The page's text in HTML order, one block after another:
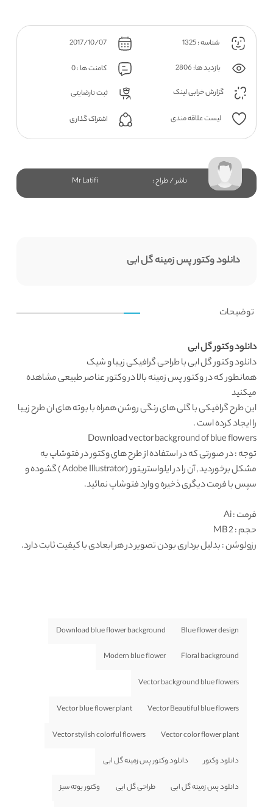
شناسه : 1325 2017/10/07
بازدید ها: 2806
کامنت ها : 0
گزارش خرابی لینک
ثبت نارضایتی
لیست علاقه مندی اشتراک گذاری
ناشر / طراح : Mr Latifi
دانلود وکتور پس زمینه گل ابی
توضیحات
دانلود وکتور گل ابی
دانلود وکتورگل ابی با طراحی گرافیکی زیبا و شیک
همانطور که دروکتور پس زمینهبالا دروکتور عناصر طبیعیمشاهده
میکنید
این طرح گرافیکی با گلی های رنگی روشن همراه با بوته های ان طرح زیبا
را ایجاد کرده است .
Download vector background of blue flowers
توجه : در صورتی که در استفاده از طرح های وکتور در فتوشاپ به
مشکل برخوردید , آن را در ایلواستریتور (Adobe Illustrator ) گشوده و
سپس با فرمت دیگری ذخیره و وارد فتوشاپ نمائید.
فرمت: Ai
حجم : 2 MB
رزولوشن: بدلیل برداری بودن تصویر در هر ابعادی با کیفیت ثابت دارد.
Blue flower design
Download blue flower background
Floral background
Modern blue flower
Vector background blue flowers
Vector Beautiful blue flowers
Vector blue flower plant
Vector color flower plant
Vector stylish colorful flowers
دانلود وکتور دانلود وکتور پس زمینه گل ابی
دانلود پس زمینه گل ابی طراحی گل ابی وکتور بوته سبز